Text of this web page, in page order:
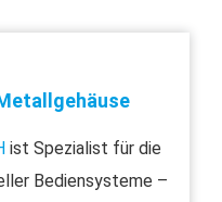
ist Spezialist für die
Bediensysteme –